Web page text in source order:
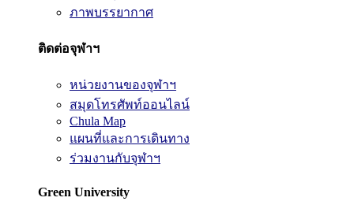
ภาพบรรยากาศ
ติดต่อจุฬาฯ
หน่วยงานของจุฬาฯ
สมุดโทรศัพท์ออนไลน์
Chula Map
แผนที่และการเดินทาง
ร่วมงานกับจุฬาฯ
Green University